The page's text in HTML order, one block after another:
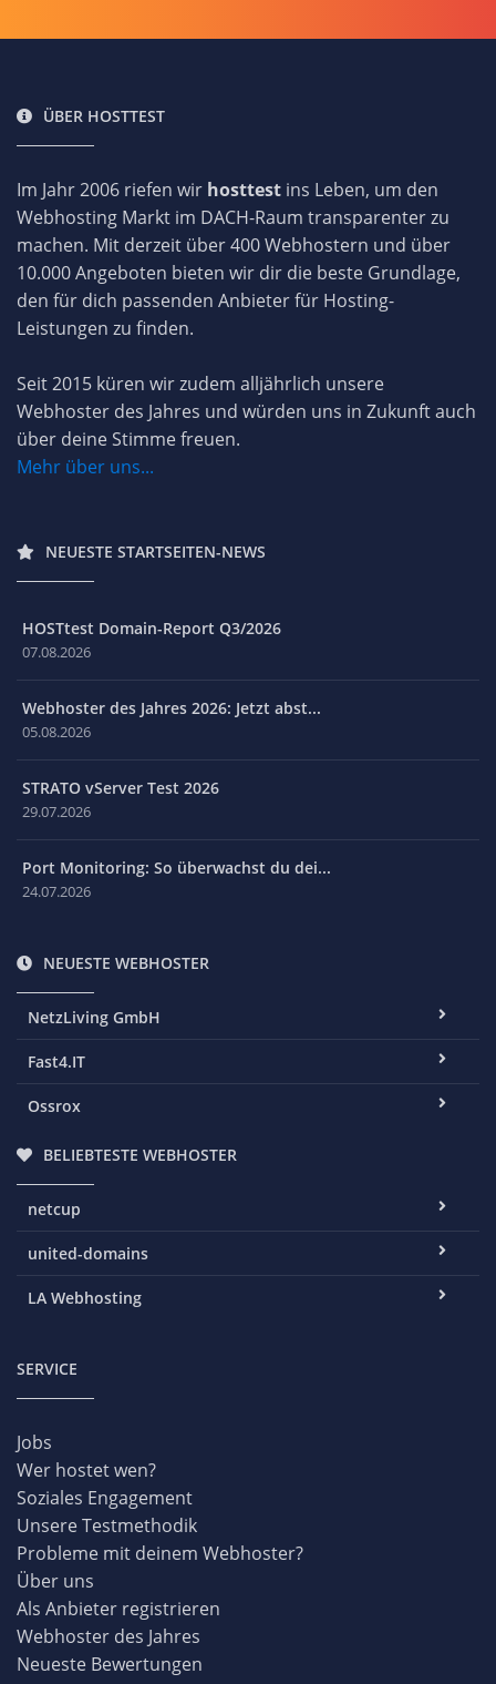
ÜBER HOSTTEST
Im Jahr 2006 riefen wir hosttest ins Leben, um den
Webhosting Markt im DACH-Raum transparenter zu
machen. Mit derzeit über 400 Webhostern und über
10.000 Angeboten bieten wir dir die beste Grundlage,
den für dich passenden Anbieter für Hosting-
Leistungen zu finden.
Seit 2015 küren wir zudem alljährlich unsere
Webhoster des Jahres und würden uns in Zukunft auch
über deine Stimme freuen.
Mehr über uns...
NEUESTE STARTSEITEN-NEWS
HOSTtest Domain-Report Q3/2026
07.08.2026
Webhoster des Jahres 2026: Jetzt abst...
05.08.2026
STRATO vServer Test 2026
29.07.2026
Port Monitoring: So überwachst du dei...
24.07.2026
NEUESTE WEBHOSTER
NetzLiving GmbH
Fast4.IT
Ossrox
BELIEBTESTE WEBHOSTER
netcup
united-domains
LA Webhosting
SERVICE
Jobs
Wer hostet wen?
Soziales Engagement
Unsere Testmethodik
Probleme mit deinem Webhoster?
Über uns
Als Anbieter registrieren
Webhoster des Jahres
Neueste Bewertungen